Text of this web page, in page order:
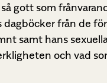
gott som
dagböcker från de
samt hans
och vad